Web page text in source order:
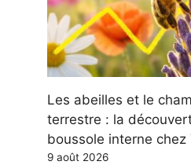
Les abeilles et le
terrestre : la
boussole interne chez
9 août 2026